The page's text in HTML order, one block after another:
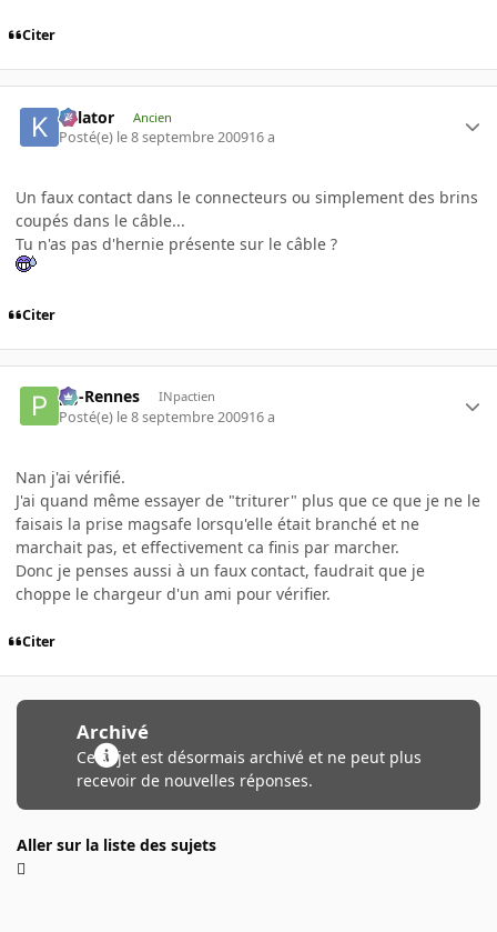
Citer
Killator Ancien
Posté(e) le 8 septembre 200916 a
Un faux contact dans le connecteurs ou simplement des brins
coupés dans le câble...
Tu n'as pas d'hernie présente sur le câble ?
Citer
pg-Rennes INpactien
Posté(e) le 8 septembre 200916 a
Nan j'ai vérifié.
J'ai quand même essayer de "triturer" plus que ce que je ne le
faisais la prise magsafe lorsqu'elle était branché et ne
marchait pas, et effectivement ca finis par marcher.
Donc je penses aussi à un faux contact, faudrait que je
choppe le chargeur d'un ami pour vérifier.
Citer
Archivé
Ce sujet est désormais archivé et ne peut plus
recevoir de nouvelles réponses.
Aller sur la liste des sujets